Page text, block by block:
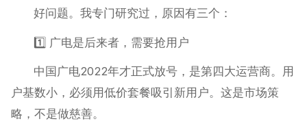
好问题。我专门研究过，原因有三个：
1️⃣ 广电是后来者，需要抢用户
中国广电2022年才正式放号，是第四大运营商。用
户基数小，必须用低价套餐吸引新用户。这是市场策
略，不是做慈善。